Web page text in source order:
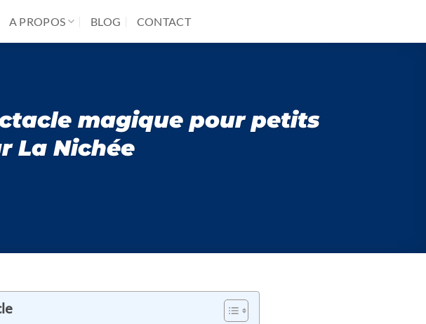
A PROPOS BLOG CONTACT
magique pour petits
La Nichée